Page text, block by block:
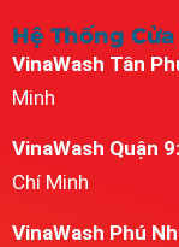
Hệ Thống
VinaWash Tân
Minh
VinaWash Quận 9:
Chí Minh
VinaWash Phú